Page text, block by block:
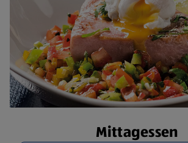
Mittagessen